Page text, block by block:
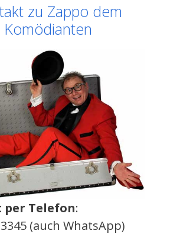
zu Zappo dem
Komödianten
Telefon:
(auch WhatsApp)